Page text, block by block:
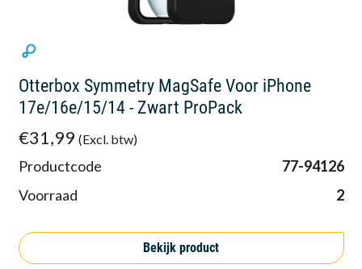
Otterbox Symmetry MagSafe Voor iPhone
17e/16e/15/14 - Zwart ProPack
€31,99 (Excl. btw)
Productcode
77-94126
Voorraad
2
Bekijk product